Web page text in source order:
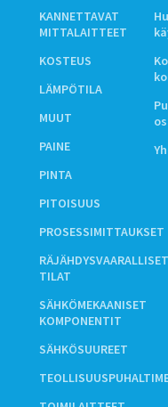
KANNETTAVAT
MITTALAITTEET
KOSTEUS
LÄMPÖTILA
MUUT
PAINE
PINTA
PITOISUUS
PROSESSIMITTAUKSET
RÄJÄHDYSVAARALLISET
TILAT
SÄHKÖMEKAANISET
KOMPONENTIT
SÄHKÖSUUREET